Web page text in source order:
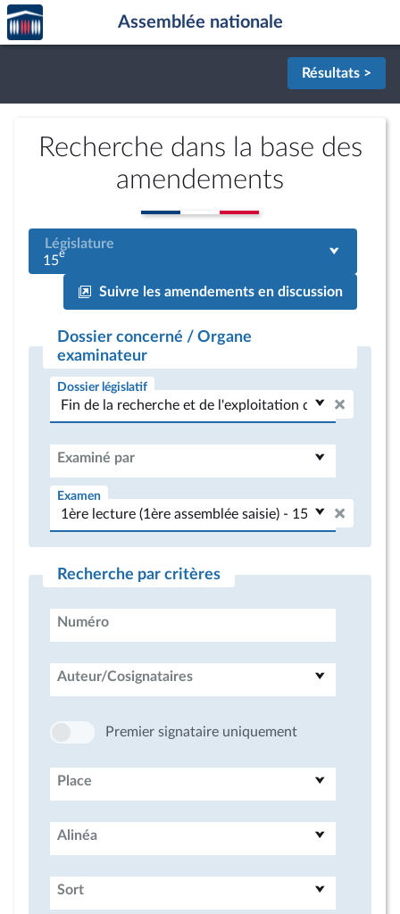
Aller au contenu
Aller en bas de la page
Accèder
à la
page
Assemblée nationale
Résultats >
Recherche dans la base des
amendements
Législature
15e
Suivre les amendements en discussion
Dossier concerné / Organe
examinateur
Dossier législatif
Examiné par
Examen
Recherche par critères
Numéro
Auteur/Cosignataires
Premier signataire uniquement
Place
Alinéa
Sort